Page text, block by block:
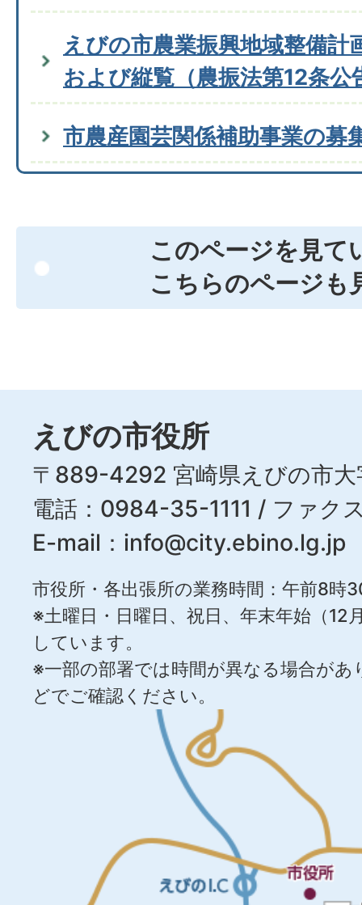
えびの市農業振興地域整備計
および縦覧（農振法第12条公
市農産園芸関係補助事業の募
このページを見て
こちらのページも
えびの市役所
〒889-4292 宮崎県えびの市大
電話：0984-35-1111 / ファ
E-mail： info@city.ebino.lg.jp
市役所・各出張所の業務時間：午前8時
※土曜日・日曜日、祝日、年末年始（12
しています。
※一部の部署では時間が異なる場合が
どでご確認ください。